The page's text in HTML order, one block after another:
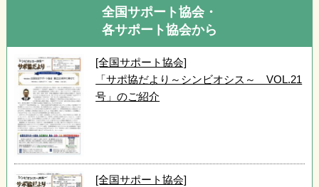
全国サポート協会・
各サポート協会から
[全国サポート協会]
「サポ協だより～シンビオシス～ VOL.21
号」のご紹介
[全国サポート協会]